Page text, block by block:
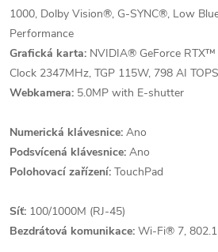
1000, Dolby Vision®, G-SYNC®, Low
Performance
Grafická karta: NVIDIA® GeForce
Clock 2347MHz, TGP 115W, 798 AI TOPS
Webkamera: 5.0MP with E-shutter
Numerická klávesnice: Ano
Podsvícená klávesnice: Ano
Polohovací zařízení: TouchPad
Síť: 100/1000M (RJ-45)
Bezdrátová komunikace: Wi-Fi® 7,